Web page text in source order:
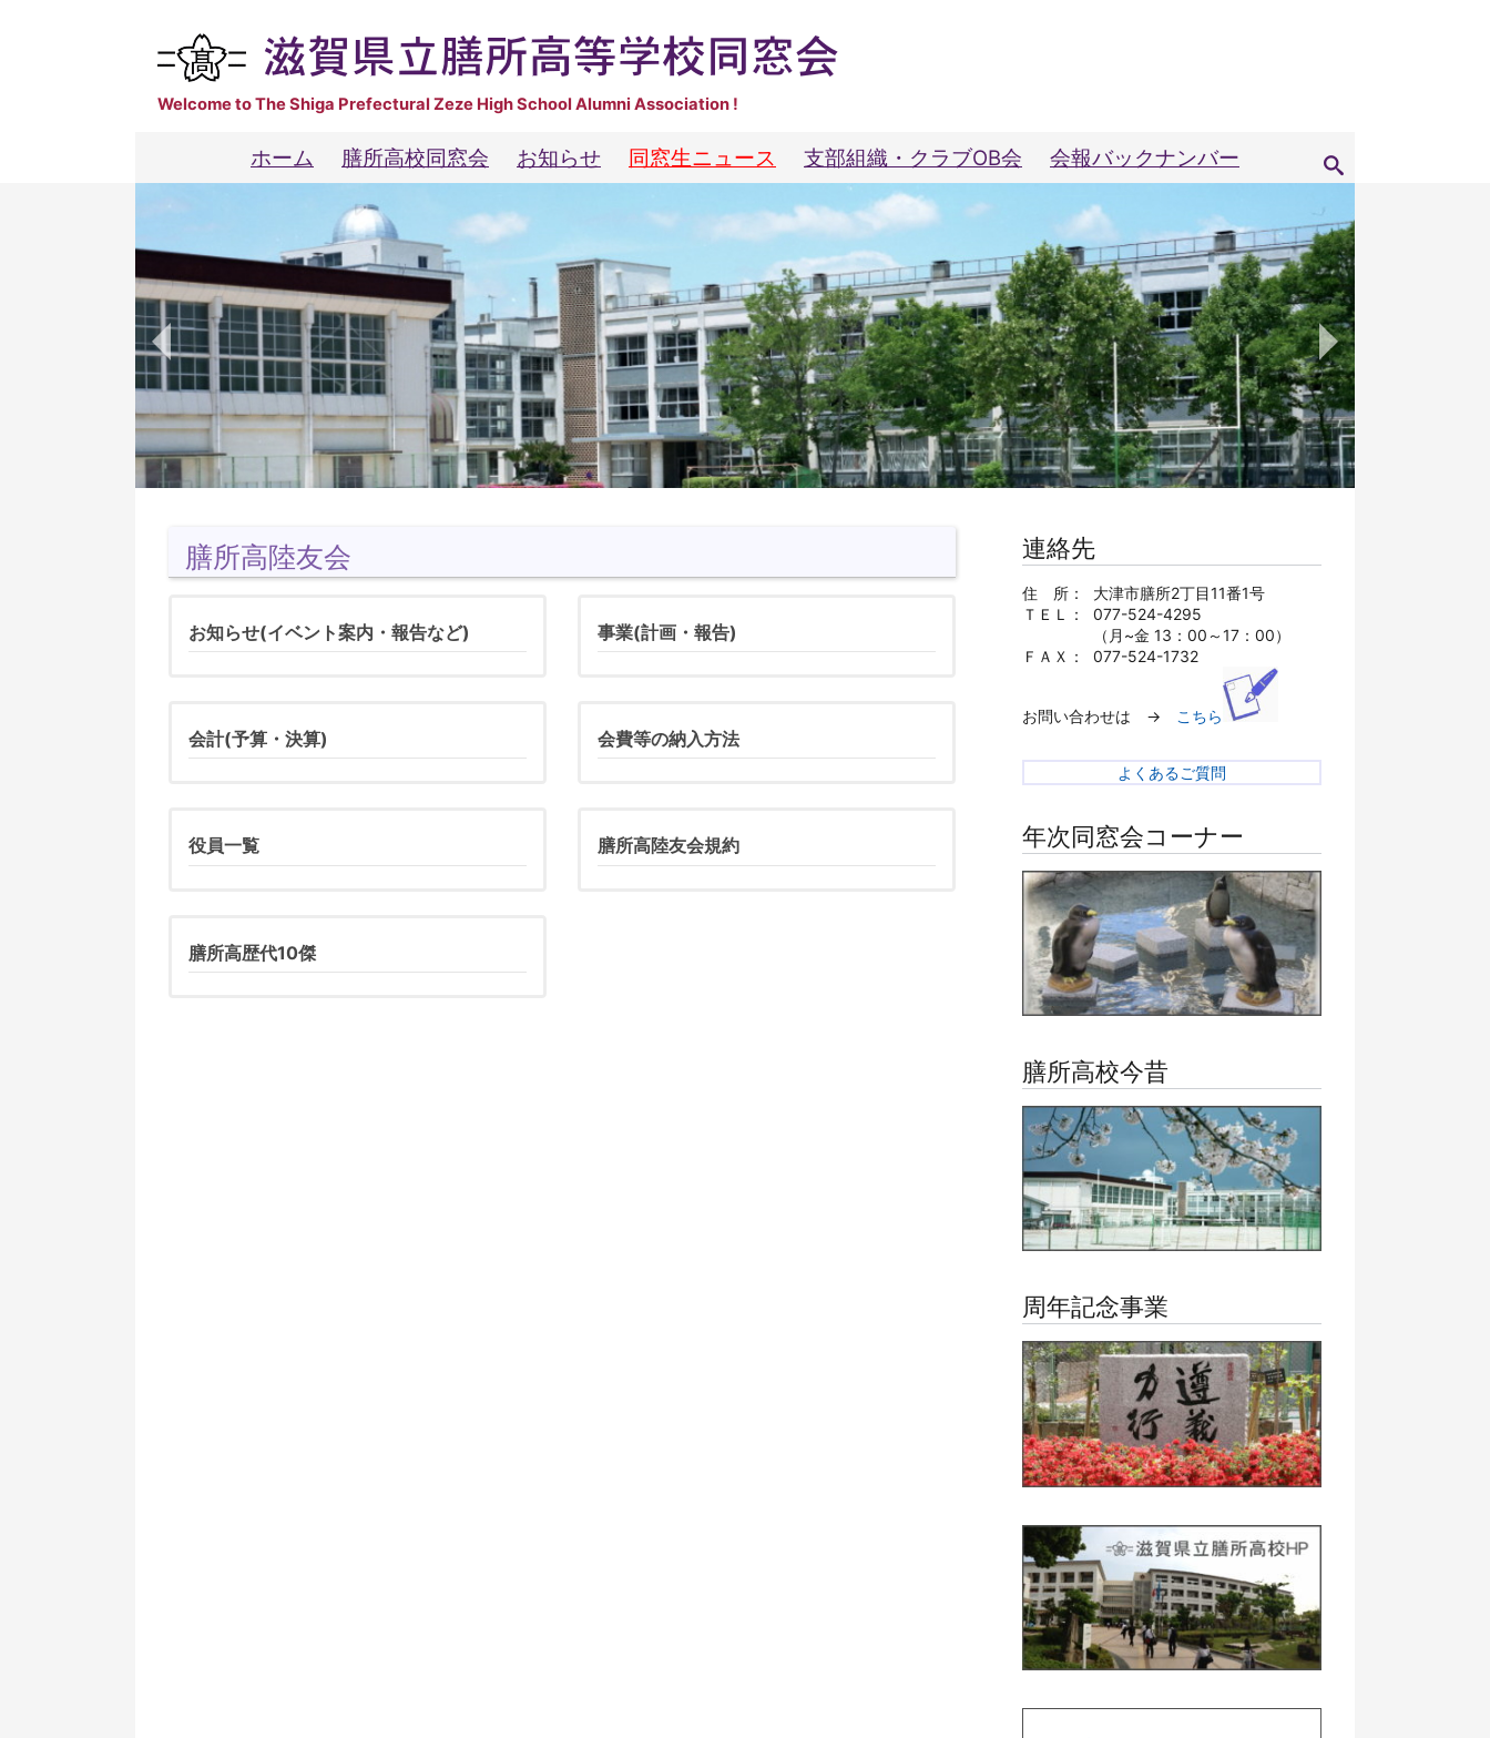
Welcome to The Shiga Prefectural Zeze High School Alumni Association !
Skip
content
ホーム 膳所高校同窓会 お知らせ 同窓生ニュース 支部組織・クラブOB会 会報バックナンバー
膳所高陸友会
お知らせ(イベント案内・報告など) 事業(計画・報告)
会計(予算・決算) 会費等の納入方法
役員一覧 膳所高陸友会規約
膳所高歴代10傑
連絡先
住 所：
大津市膳所2丁目11番1号
ＴＥＬ：
077-524-4295
（月~金 13：00～17：00）
ＦＡＸ：
077-524-1732
お問い合わせは → こちら
よくあるご質問
年次同窓会コーナー
膳所高校今昔
周年記念事業